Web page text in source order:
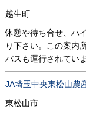
越生町
休憩や待ち合せ、ハ
り下さい。この案内
バスも運行されていま
JA埼玉中央東松山農
東松山市